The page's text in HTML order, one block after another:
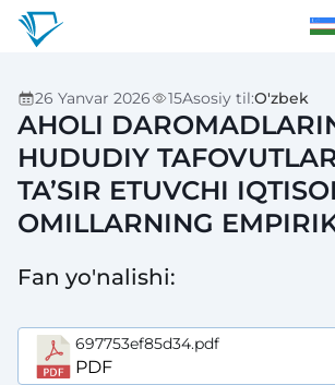
26 Yanvar 2026 15Asosiy til:O'zbek
AHOLI
HUDUDIY
TA’SIR ETUVCHI
OMILLARNING
Fan yo'nalishi:
697753ef85d34.pdf
PDF